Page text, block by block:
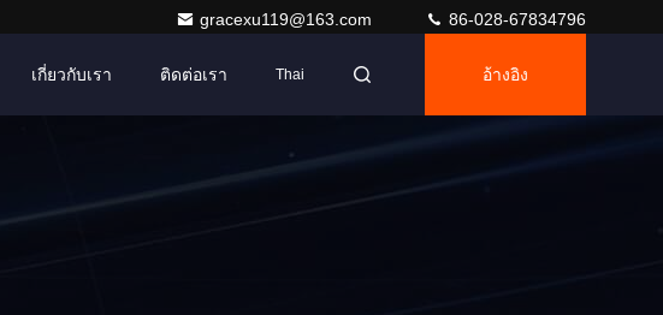
gracexu119@163.com 86-028-67834796
เกี่ยวกับเรา ติดต่อเรา Thai อ้างอิง